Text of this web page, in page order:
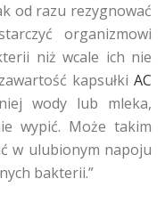
od razu rezygnować
organizmowi
niż wcale ich nie
kapsułki AC
wody lub mleka,
wypić. Może takim
w ulubionym napoju
bakterii.”